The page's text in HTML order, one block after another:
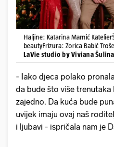
Haljine: Katarina Mamić
beautyFrizura: Zorica Babić
LaVie studio by Viviana Šulina
- Iako djeca polako
da bude što više
zajedno. Da kuća bude
uvijek imaju ovaj naš
i ljubavi - ispričala nam je